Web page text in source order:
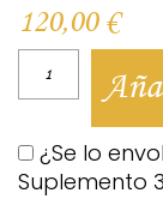
120,00 €
¿Se lo
Suplemento